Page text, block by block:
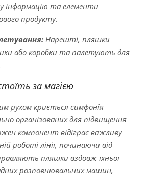
інформацію та елементи
продукту.
Нарешті, пляшки
або коробки та палетують для
за магією
рухом криється симфонія
організованих для підвищення
компонент відіграє важливу
роботі лінії, починаючи від
пляшки вздовж їхньої
розповнювальних машин,